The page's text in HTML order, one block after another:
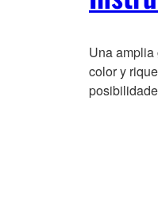
Una amplia
color y